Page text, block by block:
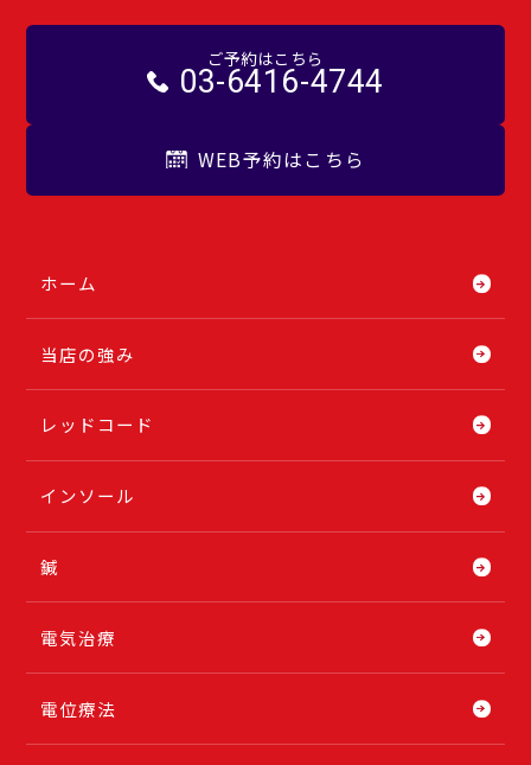
ご予約はこちら
03-6416-4744
WEB予約はこちら
ホーム
当店の強み
レッドコード
インソール
鍼
電気治療
電位療法